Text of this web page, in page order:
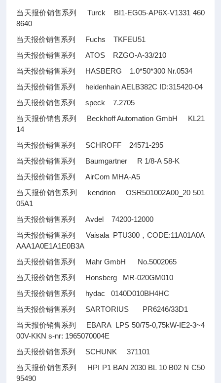
当天报价销售系列 Turck BI1-EG05-AP6X-V1331 460
8640
当天报价销售系列 Fuchs TKFEU51
当天报价销售系列 ATOS RZGO-A-33/210
当天报价销售系列 HASBERG 1.0*50*300 Nr.0534
当天报价销售系列 heidenhain AELB382C ID:315420-04
当天报价销售系列 speck 7.2705
当天报价销售系列 Beckhoff Automation GmbH KL21
14
当天报价销售系列 SCHROFF 24571-295
当天报价销售系列 Baumgartner R 1/8-A S8-K
当天报价销售系列 AirCom MHA-A5
当天报价销售系列 kendrion OSR501002A00_20 501
05A1
当天报价销售系列 Avdel 74200-12000
当天报价销售系列 Vaisala PTU300，CODE:11A01A0A
AAA1A0E1A1E0B3A
当天报价销售系列 Mahr GmbH No.5002065
当天报价销售系列 Honsberg MR-020GM010
当天报价销售系列 hydac 0140D010BH4HC
当天报价销售系列 SARTORIUS PR6246/33D1
当天报价销售系列 EBARA LPS 50/75-0,75kW-IE2-3~4
00V-KKN s-nr: 1965070004E
当天报价销售系列 SCHUNK 371101
当天报价销售系列 HPI P1 BAN 2030 BL 10 B02 N C50
95490